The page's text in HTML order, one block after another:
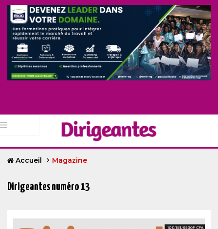
Accueil Magazine
Dirigeantes numéro 13